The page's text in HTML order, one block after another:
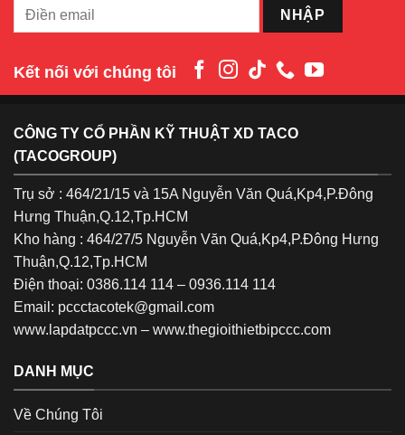
Kết nối với chúng tôi
CÔNG TY CỔ PHẦN KỸ THUẬT XD TACO
(TACOGROUP)
Trụ sở : 464/21/15 và 15A Nguyễn Văn Quá,Kp4,P.Đông
Hưng Thuận,Q.12,Tp.HCM
Kho hàng : 464/27/5 Nguyễn Văn Quá,Kp4,P.Đông Hưng
Thuận,Q.12,Tp.HCM
Điện thoại: 0386.114 114 – 0936.114 114
Email: pccctacotek@gmail.com
www.lapdatpccc.vn – www.thegioithietbipccc.com
DANH MỤC
Về Chúng Tôi